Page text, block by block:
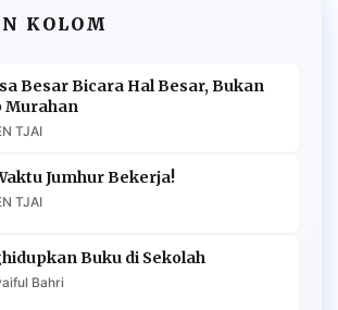
KOLOM
Besar Bicara Hal Besar, Bukan
Murahan
TJAI
Jumhur Bekerja!
TJAI
Buku di Sekolah
Bahri